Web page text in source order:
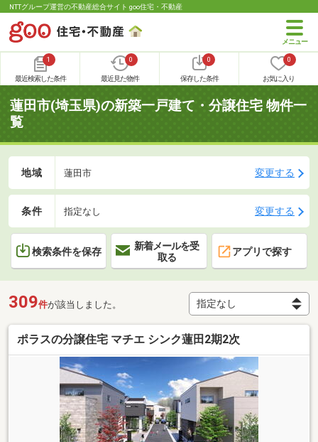
NTTグループ運営の不動産総合サイト goo住宅・不動産
1
最近検索した条件
0
最近見た物件
0
保存した条件
0
お気に入り
蓮田市(埼玉県)の新築一戸建て・分譲住宅 物件一
覧
地域 蓮田市 変更する
条件 指定なし 変更する
検索条件を保存
新着メールを受
取る
アプリで探す
309件が該当しました。
ポラスの分譲住宅 マチエ シンク蓮田2期2次